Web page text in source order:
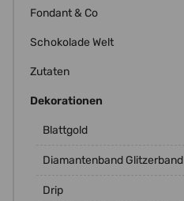
Fondant & Co
Schokolade Welt
Zutaten
Dekorationen
Blattgold
Diamantenband Glitzerband
Drip